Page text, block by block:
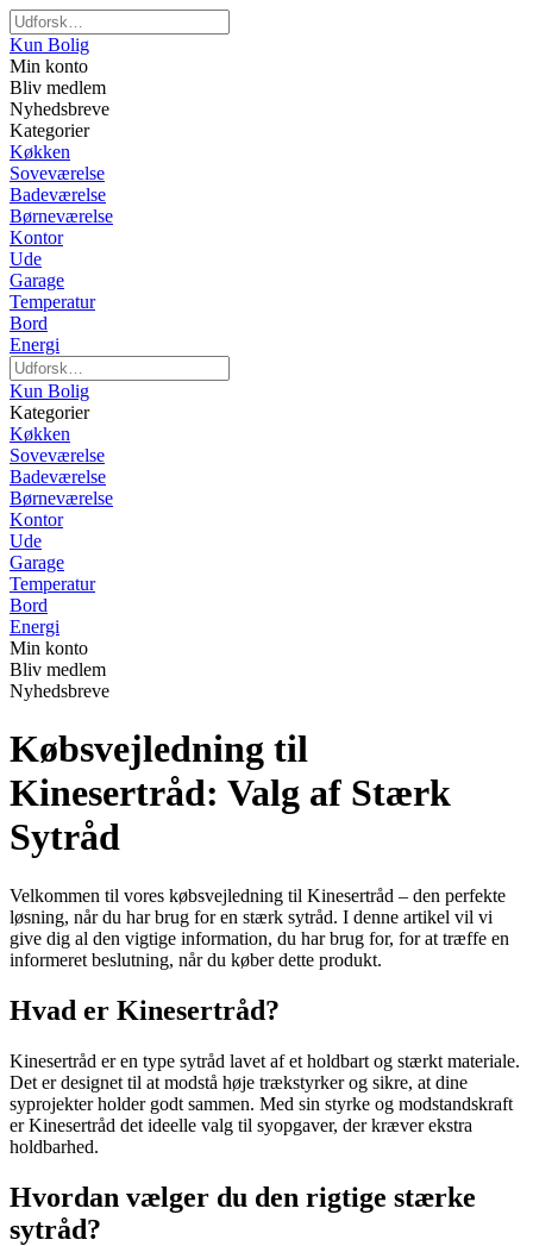
Kun Bolig
Min konto
Bliv medlem
Nyhedsbreve
Kategorier
Køkken
Soveværelse
Badeværelse
Børneværelse
Kontor
Ude
Garage
Temperatur
Bord
Energi
Kun Bolig
Kategorier
Køkken
Soveværelse
Badeværelse
Børneværelse
Kontor
Ude
Garage
Temperatur
Bord
Energi
Min konto
Bliv medlem
Nyhedsbreve
Købsvejledning til
Kinesertråd: Valg af Stærk
Sytråd
Velkommen til vores købsvejledning til Kinesertråd – den perfekte
løsning, når du har brug for en stærk sytråd. I denne artikel vil vi
give dig al den vigtige information, du har brug for, for at træffe en
informeret beslutning, når du køber dette produkt.
Hvad er Kinesertråd?
Kinesertråd er en type sytråd lavet af et holdbart og stærkt materiale.
Det er designet til at modstå høje trækstyrker og sikre, at dine
syprojekter holder godt sammen. Med sin styrke og modstandskraft
er Kinesertråd det ideelle valg til syopgaver, der kræver ekstra
holdbarhed.
Hvordan vælger du den rigtige stærke
sytråd?